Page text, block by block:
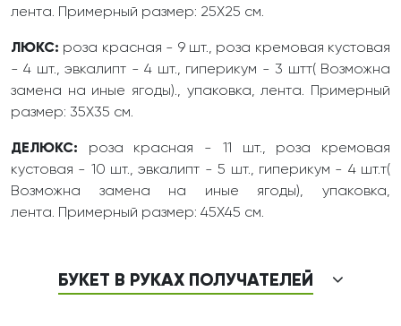
лента. Примерный размер: 25Х25 см.
ЛЮКС: роза красная - 9 шт., роза кремовая кустовая
- 4 шт., эвкалипт - 4 шт., гиперикум - 3 штт( Возможна
замена на иные ягоды)., упаковка, лента. Примерный
размер: 35Х35 см.
ДЕЛЮКС: роза красная - 11 шт., роза кремовая
кустовая - 10 шт., эвкалипт - 5 шт., гиперикум - 4 шт.т(
Возможна замена на иные ягоды), упаковка,
лента. Примерный размер: 45Х45 см.
БУКЕТ В РУКАХ ПОЛУЧАТЕЛЕЙ